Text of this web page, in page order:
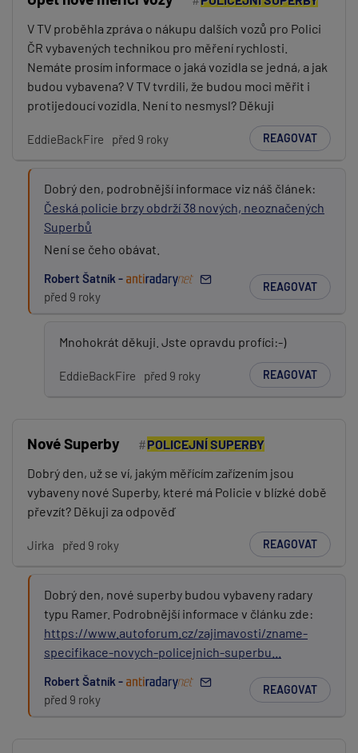
V TV proběhla zpráva o nákupu dalších vozů pro Polici
ČR vybavených technikou pro měření rychlosti.
Nemáte prosím informace o jaká vozidla se jedná, a jak
budou vybavena? V TV tvrdili, že budou moci měřit i
protijedoucí vozidla. Není to nesmysl? Děkuji
EddieBackFire před 9 roky REAGOVAT
Dobrý den, podrobnější informace viz náš článek:
Česká policie brzy obdrží 38 nových, neoznačených
Superbů
Není se čeho obávat.
Robert Šatník -
před 9 roky
REAGOVAT
Mnohokrát děkuji. Jste opravdu profíci:-)
EddieBackFire před 9 roky REAGOVAT
Nové Superby
POLICEJNÍ SUPERBY
Dobrý den, už se ví, jakým měřícím zařízením jsou
vybaveny nové Superby, které má Policie v blízké době
převzít? Děkuji za odpověď
Jirka před 9 roky REAGOVAT
Dobrý den, nové superby budou vybaveny radary
typu Ramer. Podrobnější informace v článku zde:
https://www.autoforum.cz/zajimavosti/zname-
specifikace-novych-policejnich-superbu...
Robert Šatník -
před 9 roky
REAGOVAT